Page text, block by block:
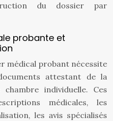
du dossier par
probante et
médical probant nécessite
attestant de la
chambre individuelle. Ces
médicales, les
les avis spécialisés